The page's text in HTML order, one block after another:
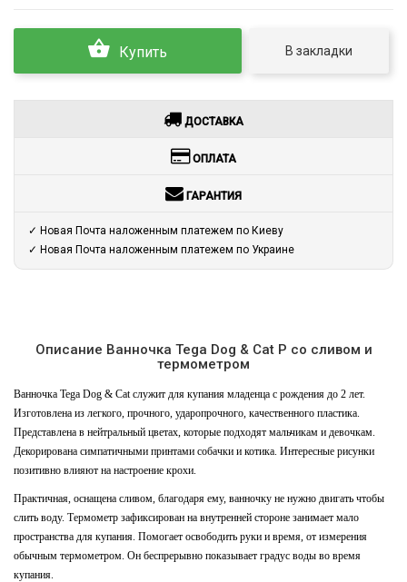
Купить В закладки
ДОСТАВКА
ОПЛАТА
ГАРАНТИЯ
✓ Новая Почта наложенным платежем по Киеву
✓ Новая Почта наложенным платежем по Украине
Описание Ванночка Tega Dog & Cat P со сливом и
термометром
Ванночка Tega Dog & Cat служит для купания младенца с рождения до 2 лет.
Изготовлена из легкого, прочного, ударопрочного, качественного пластика.
Представлена в нейтральный цветах, которые подходят мальчикам и девочкам.
Декорирована симпатичными принтами собачки и котика. Интересные рисунки
позитивно влияют на настроение крохи.
Практичная, оснащена сливом, благодаря ему, ванночку не нужно двигать чтобы
слить воду. Термометр зафиксирован на внутренней стороне занимает мало
пространства для купания. Помогает освободить руки и время, от измерения
обычным термометром. Он беспрерывно показывает градус воды во время
купания.